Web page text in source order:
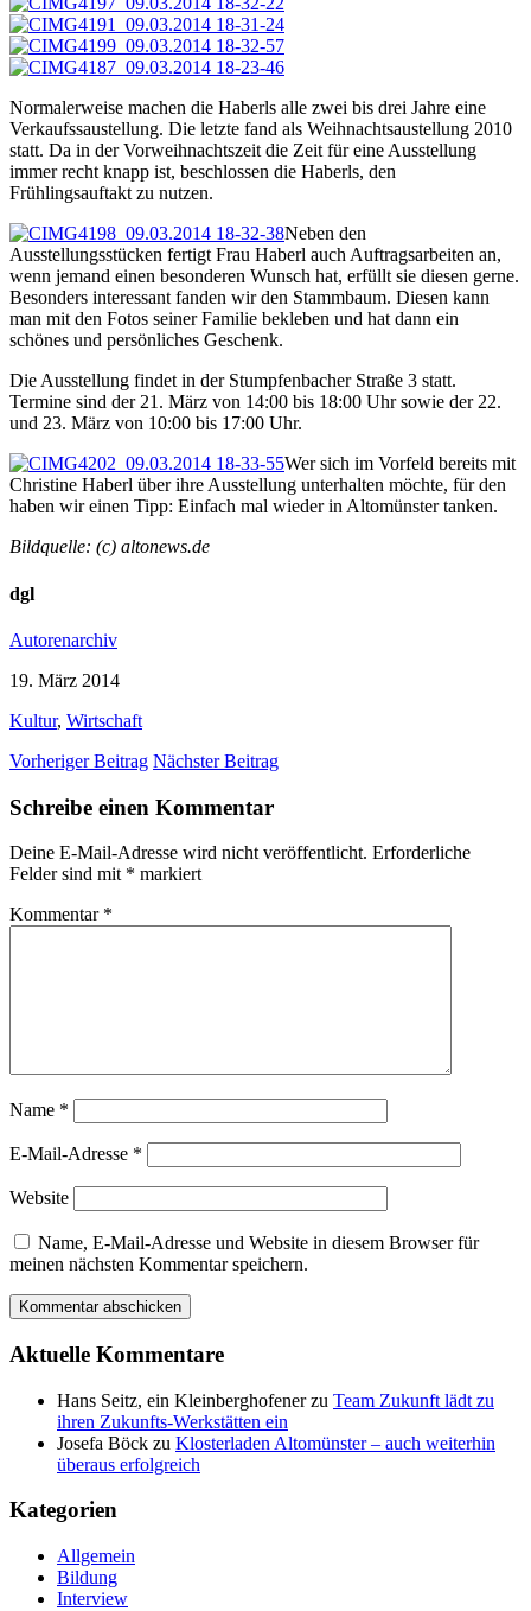
Normalerweise machen die Haberls alle zwei bis drei Jahre eine
Verkaufssaustellung. Die letzte fand als Weihnachtsaustellung 2010
statt. Da in der Vorweihnachtszeit die Zeit für eine Ausstellung
immer recht knapp ist, beschlossen die Haberls, den
Frühlingsauftakt zu nutzen.
Neben den
Ausstellungsstücken fertigt Frau Haberl auch Auftragsarbeiten an,
wenn jemand einen besonderen Wunsch hat, erfüllt sie diesen gerne.
Besonders interessant fanden wir den Stammbaum. Diesen kann
man mit den Fotos seiner Familie bekleben und hat dann ein
schönes und persönliches Geschenk.
Die Ausstellung findet in der Stumpfenbacher Straße 3 statt.
Termine sind der 21. März von 14:00 bis 18:00 Uhr sowie der 22.
und 23. März von 10:00 bis 17:00 Uhr.
Wer sich im Vorfeld bereits mit
Christine Haberl über ihre Ausstellung unterhalten möchte, für den
haben wir einen Tipp: Einfach mal wieder in Altomünster tanken.
Bildquelle: (c) altonews.de
dgl
Autorenarchiv
19. März 2014
Kultur, Wirtschaft
Vorheriger Beitrag Nächster Beitrag
Schreibe einen Kommentar
Deine E-Mail-Adresse wird nicht veröffentlicht. Erforderliche
Felder sind mit * markiert
Kommentar *
Name *
E-Mail-Adresse *
Website
Name, E-Mail-Adresse und Website in diesem Browser für
meinen nächsten Kommentar speichern.
Aktuelle Kommentare
Hans Seitz, ein Kleinberghofenerzu Team Zukunft lädt zu
ihren Zukunfts-Werkstätten ein
Josefa Böck zu Klosterladen Altomünster – auch weiterhin
überaus erfolgreich
Kategorien
Allgemein
Bildung
Interview